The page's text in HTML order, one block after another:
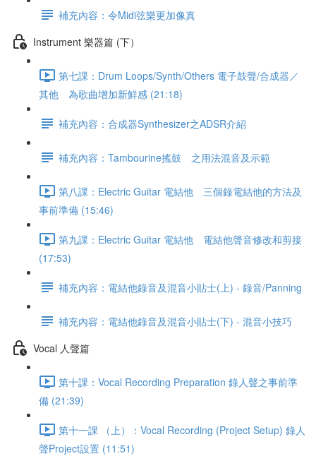
補充內容：令Midi弦樂更加像真
Instrument 樂器篇 (下）
第七課：Drum Loops/Synth/Others 電子鼓聲/合成器／
其他 為歌曲增加新鮮感 (21:18)
補充內容：合成器Synthesizer之ADSR介紹
補充內容：Tambourine搖鼓 之用法混音及示範
第八課：Electric Guitar 電結他 三個錄電結他的方法及
事前準備 (15:46)
第九課：Electric Guitar 電結他 電結他聲音修改和剪接
(17:53)
補充內容：電結他錄音及混音小貼士(上) - 錄音/Panning
補充內容：電結他錄音及混音小貼士(下) - 混音小技巧
Vocal 人聲篇
第十課：Vocal Recording Preparation 錄人聲之事前準
備 (21:39)
第十一課 （上）：Vocal Recording (Project Setup) 錄人
聲Project設置 (11:51)